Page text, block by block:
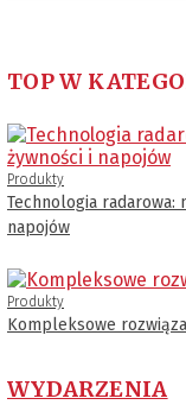
TOP W
Produkty
Technologia radarowa:
napojów
Produkty
Kompleksowe
WYDARZENIA